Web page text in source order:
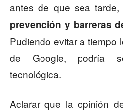
antes de que sea tarde,
prevención y barreras
Pudiendo evitar a tiempo
de Google, podría
tecnológica.
Aclarar que la opinión